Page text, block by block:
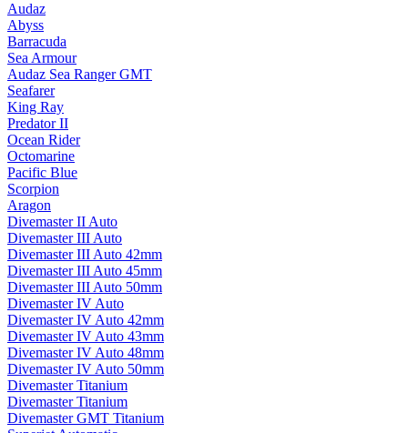
Audaz
Abyss
Barracuda
Sea Armour
Audaz Sea Ranger GMT
Seafarer
King Ray
Predator II
Ocean Rider
Octomarine
Pacific Blue
Scorpion
Aragon
Divemaster II Auto
Divemaster III Auto
Divemaster III Auto 42mm
Divemaster III Auto 45mm
Divemaster III Auto 50mm
Divemaster IV Auto
Divemaster IV Auto 42mm
Divemaster IV Auto 43mm
Divemaster IV Auto 48mm
Divemaster IV Auto 50mm
Divemaster Titanium
Divemaster Titanium
Divemaster GMT Titanium